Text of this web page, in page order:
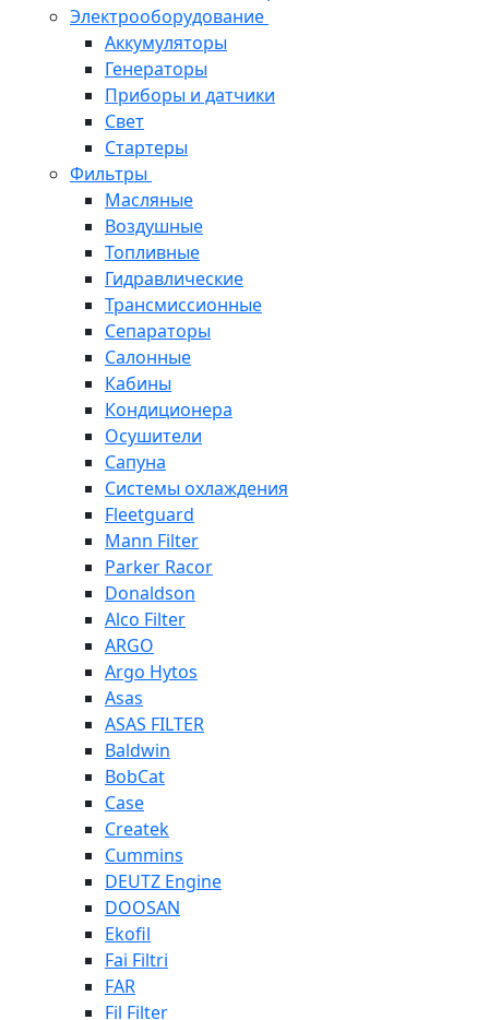
Электрооборудование
Аккумуляторы
Генераторы
Приборы и датчики
Свет
Стартеры
Фильтры
Масляные
Воздушные
Топливные
Гидравлические
Трансмиссионные
Сепараторы
Салонные
Кабины
Кондиционера
Осушители
Сапуна
Системы охлаждения
Fleetguard
Mann Filter
Parker Racor
Donaldson
Alco Filter
ARGO
Argo Hytos
Asas
ASAS FILTER
Baldwin
BobCat
Case
Createk
Cummins
DEUTZ Engine
DOOSAN
Ekofil
Fai Filtri
FAR
Fil Filter